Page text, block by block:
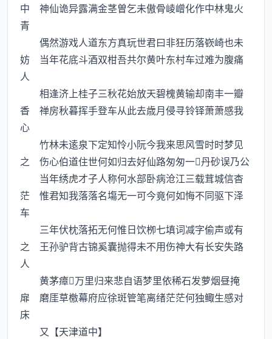
中 神仙诡异露满金茎曽乞未傲骨崚嶒化作中林鬼火
青
偶然游戏人道东方真玩世君曰非狂历落嵚崎也未
妨 当年花底斗酒双柑吾共尔黄叶东村车过难为腹痛
人
相逢济上桂子三秋花始放天碧槐黄输却南丰一瓣
香 禅房秋暮挥手登车从此去歳月侵寻铃铎萧萧感我
心
竹林未逺泉下定知怜小阮今我来思风雪时时梦见
之 伤心伯道住世何如归去好仙路匆匆一丹砂误乃公
当年绣虎才子人称何水部卧病沧江三载茸城信杳
茫 惟君知我落落名塲无一可今竟何如悔不同驱下泽
车
三年伏枕落拓无何惟日饮栁七填词减字偷声或有
之 王孙驴背古锦奚囊抛得未不用伤神大有长安失路
人
黄茅瘴万里归来悲自语梦里依稀石发萝烟昼掩
扉 磨厓草檄幕府应徐斑管笔离绪茫茫何独鲰生感对
床
又【天津道中】